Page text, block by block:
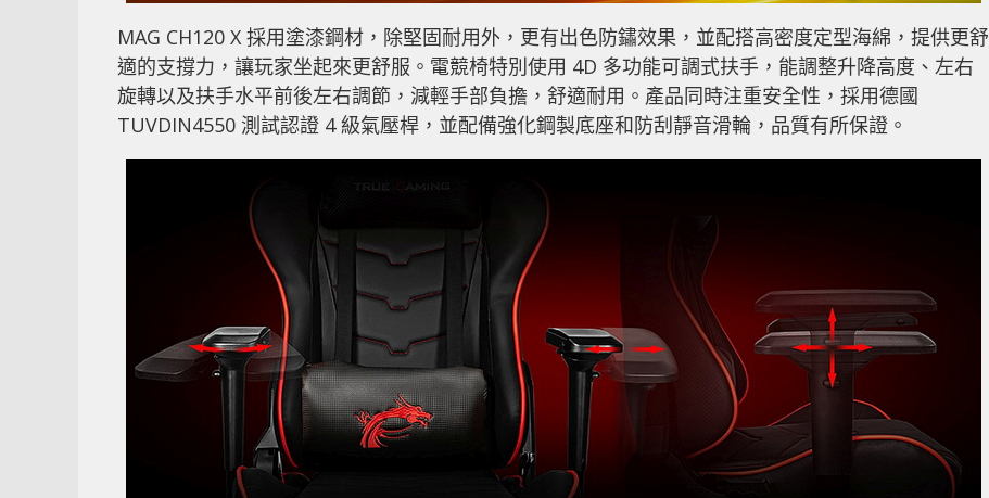
MAG CH120 X 採用塗漆鋼材，除堅固耐用外，更有出色防鏽效果，並配搭高密度定型海綿，提供更舒
適的支撐力，讓玩家坐起來更舒服。電競椅特別使用 4D 多功能可調式扶手，能調整升降高度、左右
旋轉以及扶手水平前後左右調節，減輕手部負擔，舒適耐用。產品同時注重安全性，採用德國
TUVDIN4550 測試認證 4 級氣壓桿，並配備強化鋼製底座和防刮靜音滑輪，品質有所保證。